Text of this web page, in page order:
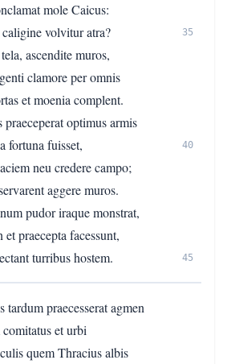
mole Caicus:
volvitur atra?
35
ascendite muros,
clamore per omnis
et moenia complent.
praeceperat optimus armis
fortuna fuisset,
40
neu credere campo;
aggere muros.
pudor iraque monstrat,
praecepta facessunt,
turribus hostem.
45
tardum praecesserat agmen
et urbi
quem Thracius albis